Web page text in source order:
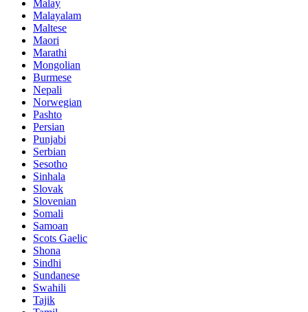
Malay
Malayalam
Maltese
Maori
Marathi
Mongolian
Burmese
Nepali
Norwegian
Pashto
Persian
Punjabi
Serbian
Sesotho
Sinhala
Slovak
Slovenian
Somali
Samoan
Scots Gaelic
Shona
Sindhi
Sundanese
Swahili
Tajik